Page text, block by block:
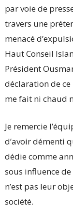
par voie de
travers une
menacé
Haut Conseil
Président
déclaration de ce
me fait ni chaud
Je remercie
d’avoir démenti
dédie comme
sous influence
n’est pas leur
société.